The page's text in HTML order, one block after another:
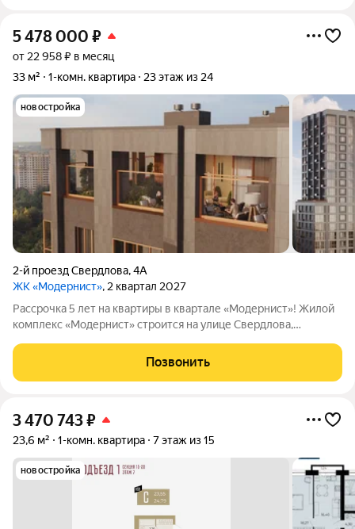
5 478 000 ₽
от 22 958 ₽ в месяц
33 м²
1-комн. квартира 23 этаж из 24
новостройка
2-й проезд Свердлова,4А
ЖК «Модернист», 2 квартал 2027
Рассрочка 5 лет на квартиры в квартале «Модернист»! Жилой
комплекс «Модернист» строится на улице Свердлова,
образовательному и культурному центру. Здесь каждая деталь
помогает жить, отдыхать и
Позвонить
3 470 743₽
23,6 м² 1-комн. квартира 7 этаж из 15
новостройка